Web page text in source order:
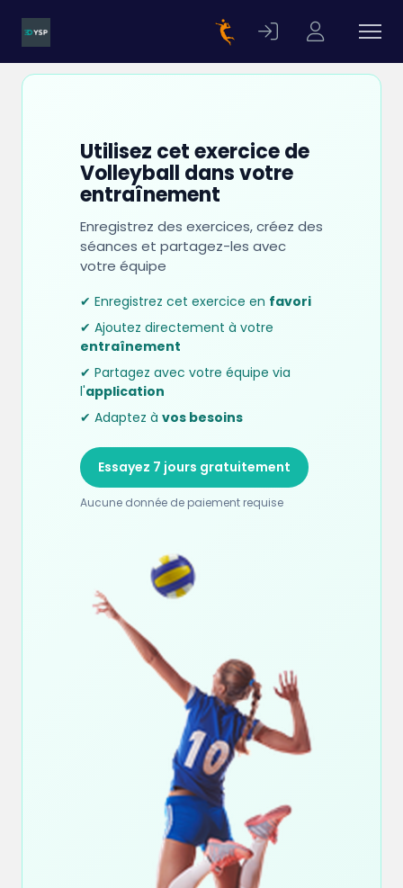
Utilisez cet exercice de
Volleyball dans votre
entraînement
Enregistrez des exercices, créez des
séances et partagez-les avec
votre équipe
✔ Enregistrez cet exercice en favori
✔ Ajoutez directement à votre
entraînement
✔ Partagez avec votre équipe via
l'application
✔ Adaptez à vos besoins
Essayez 7 jours gratuitement
Aucune donnée de paiement requise